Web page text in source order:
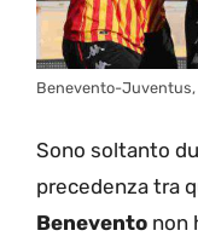
Benevento-Juventus,
Sono soltanto
precedenza tra
Benevento non